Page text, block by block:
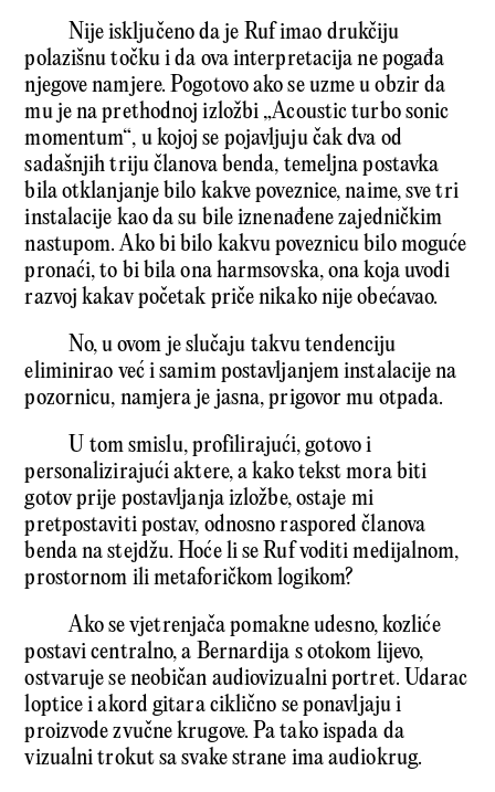
Nije isključeno da je Ruf imao drukčiju
polazišnu točku i da ova interpretacija ne pogađa
njegove namjere. Pogotovo ako se uzme u obzir da
mu je na prethodnoj izložbi „Acoustic turbo sonic
momentum“, u kojoj se pojavljuju čak dva od
sadašnjih triju članova benda, temeljna postavka
bila otklanjanje bilo kakve poveznice, naime, sve tri
instalacije kao da su bile iznenađene zajedničkim
nastupom. Ako bi bilo kakvu poveznicu bilo moguće
pronaći, to bi bila ona harmsovska, ona koja uvodi
razvoj kakav početak priče nikako nije obećavao.
No, u ovom je slučaju takvu tendenciju
eliminirao već i samim postavljanjem instalacije na
pozornicu, namjera je jasna, prigovor mu otpada.
U tom smislu, profilirajući, gotovo i
personalizirajući aktere, a kako tekst mora biti
gotov prije postavljanja izložbe, ostaje mi
pretpostaviti postav, odnosno raspored članova
benda na stejdžu. Hoće li se Ruf voditi medijalnom,
prostornom ili metaforičkom logikom?
Ako se vjetrenjača pomakne udesno, kozliće
postavi centralno, a Bernardija s otokom lijevo,
ostvaruje se neobičan audiovizualni portret. Udarac
loptice i akord gitara ciklično se ponavljaju i
proizvode zvučne krugove. Pa tako ispada da
vizualni trokut sa svake strane ima audiokrug.